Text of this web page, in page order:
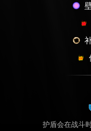
护盾会在战斗